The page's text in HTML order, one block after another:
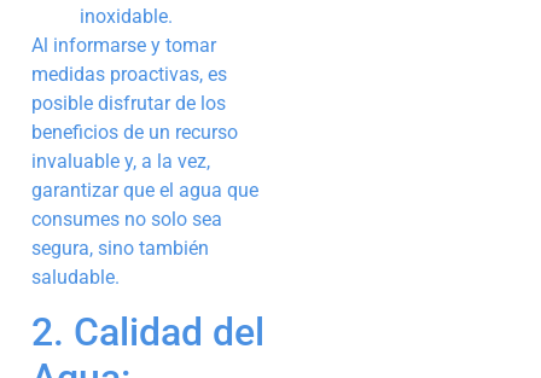
inoxidable.
Al informarse y tomar
medidas proactivas, es
posible disfrutar de los
beneficios de un recurso
invaluable y, a la vez,
garantizar que el agua que
consumes no solo sea
segura, sino también
saludable.
2. Calidad del